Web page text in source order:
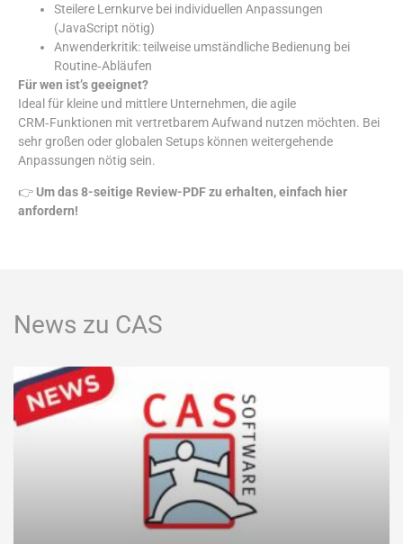
Steilere Lernkurve bei individuellen Anpassungen
(JavaScript nötig)
Anwenderkritik: teilweise umständliche Bedienung bei
Routine‑Abläufen
Für wen ist’s geeignet?
Ideal für kleine und mittlere Unternehmen, die agile
CRM‑Funktionen mit vertretbarem Aufwand nutzen möchten. Bei
sehr großen oder globalen Setups können weitergehende
Anpassungen nötig sein.
👉 Um das 8-seitige Review-PDF zu erhalten, einfach hier
anfordern!
News zu CAS